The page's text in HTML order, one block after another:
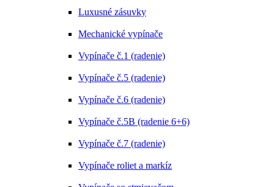
Luxusné zásuvky
Mechanické vypínače
Vypínače č.1 (radenie)
Vypínače č.5 (radenie)
Vypínače č.6 (radenie)
Vypínače č.5B (radenie 6+6)
Vypínače č.7 (radenie)
Vypínače roliet a markíz